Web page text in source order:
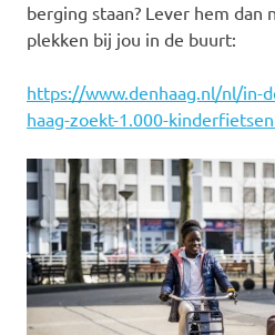
berging staan? Lever hem dan
plekken bij jou in de buurt:
https://www.denhaag.nl/nl/in-
haag-zoekt-1.000-